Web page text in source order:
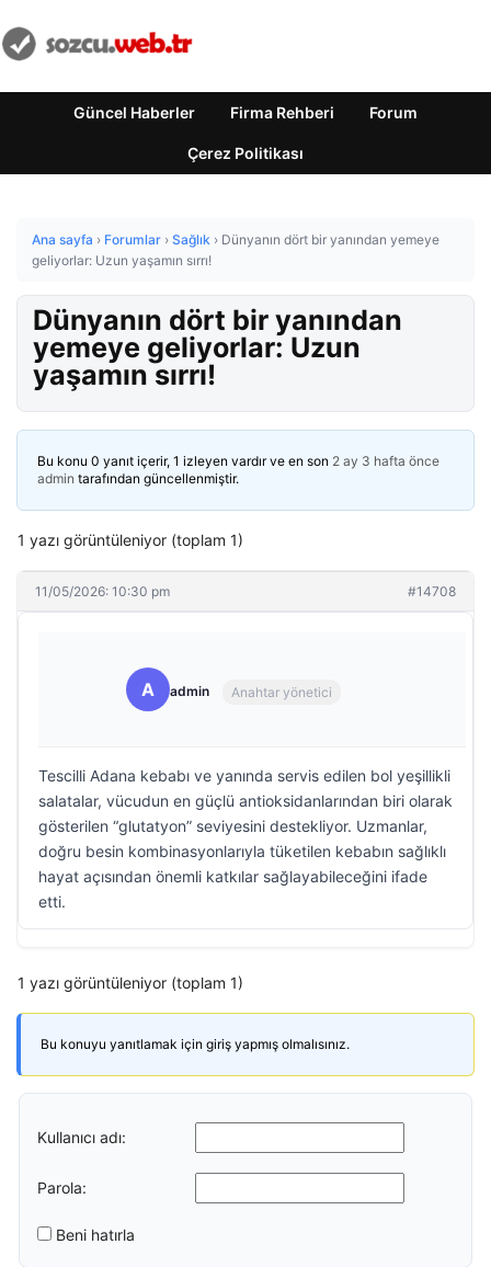
Güncel Haberler Firma Rehberi Forum
Çerez Politikası
Ana sayfa › Forumlar › Sağlık › Dünyanın dört bir yanından yemeye
geliyorlar: Uzun yaşamın sırrı!
Dünyanın dört bir yanından
yemeye geliyorlar: Uzun
yaşamın sırrı!
Bu konu 0 yanıt içerir, 1 izleyen vardır ve en son 2 ay 3 hafta önce
admin tarafından güncellenmiştir.
1 yazı görüntüleniyor (toplam 1)
11/05/2026: 10:30 pm #14708
A admin Anahtar yönetici
Tescilli Adana kebabı ve yanında servis edilen bol yeşillikli
salatalar, vücudun en güçlü antioksidanlarından biri olarak
gösterilen “glutatyon” seviyesini destekliyor. Uzmanlar,
doğru besin kombinasyonlarıyla tüketilen kebabın sağlıklı
hayat açısından önemli katkılar sağlayabileceğini ifade
etti.
1 yazı görüntüleniyor (toplam 1)
Bu konuyu yanıtlamak için giriş yapmış olmalısınız.
Kullanıcı adı:
Parola:
Beni hatırla